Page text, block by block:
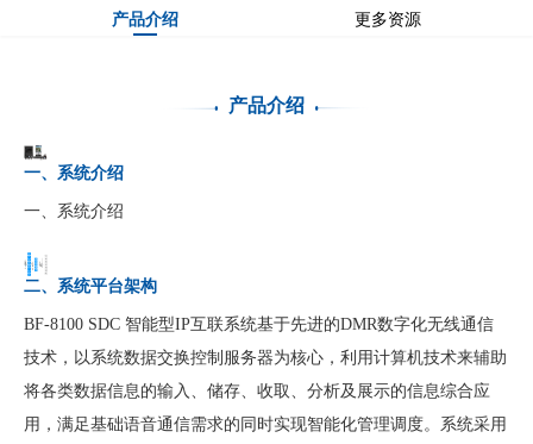
产品介绍 更多资源
产品介绍
一、系统介绍
一、系统介绍
二、系统平台架构
BF-8100 SDC 智能型IP互联系统基于先进的DMR数字化无线通信
技术，以系统数据交换控制服务器为核心，利用计算机技术来辅助
将各类数据信息的输入、储存、收取、分析及展示的信息综合应
用，满足基础语音通信需求的同时实现智能化管理调度。系统采用